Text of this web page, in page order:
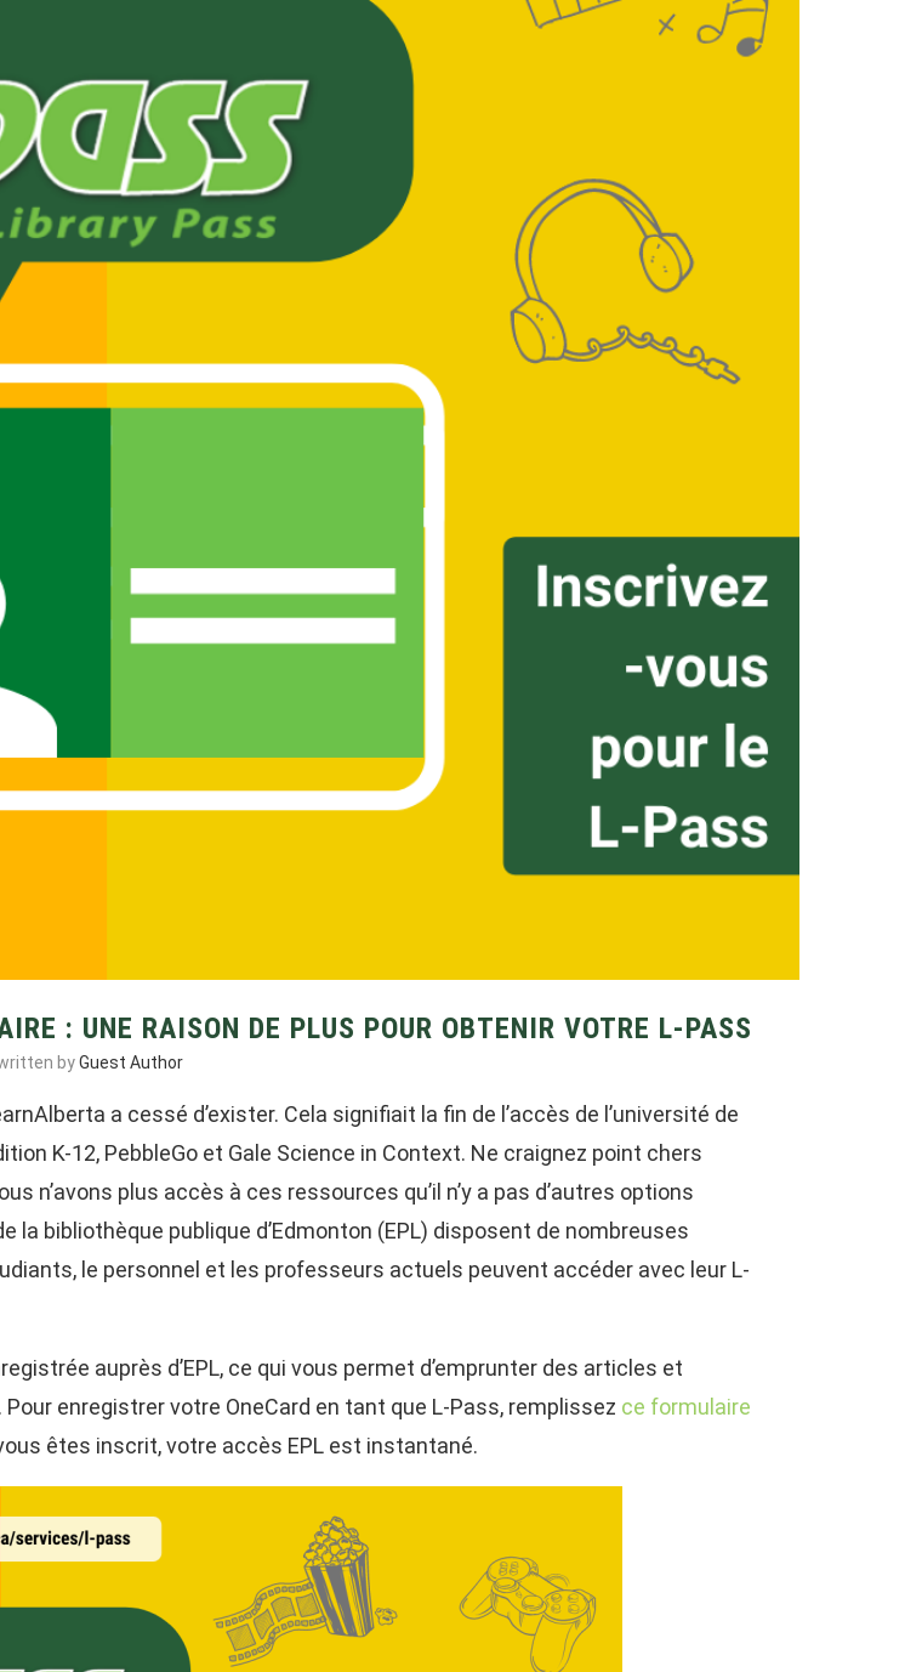
: UNE RAISON DE PLUS POUR OBTENIR VOTRE L-PASS
byGuest Author
a cessé d’exister. Cela signifiait la fin de l’accès de l’université de
K-12, PebbleGo et Gale Science in Context. Ne craignez point chers
n’avons plus accès à ces ressources qu’il n’y a pas d’autres options
la bibliothèque publique d’Edmonton (EPL) disposent de nombreuses
le personnel et les professeurs actuels peuvent accéder avec leur L-
auprès d’EPL, ce qui vous permet d’emprunter des articles et
enregistrer votre OneCard en tant que L-Pass, remplissez ce formulaire
êtes inscrit, votre accès EPL est instantané.